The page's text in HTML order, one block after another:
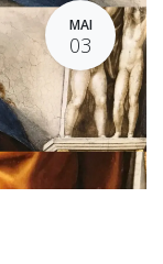
MAI
03